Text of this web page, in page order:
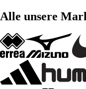
Alle unsere